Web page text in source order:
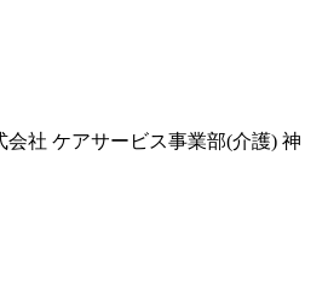
社 ケアサービス事業部(介護) 神